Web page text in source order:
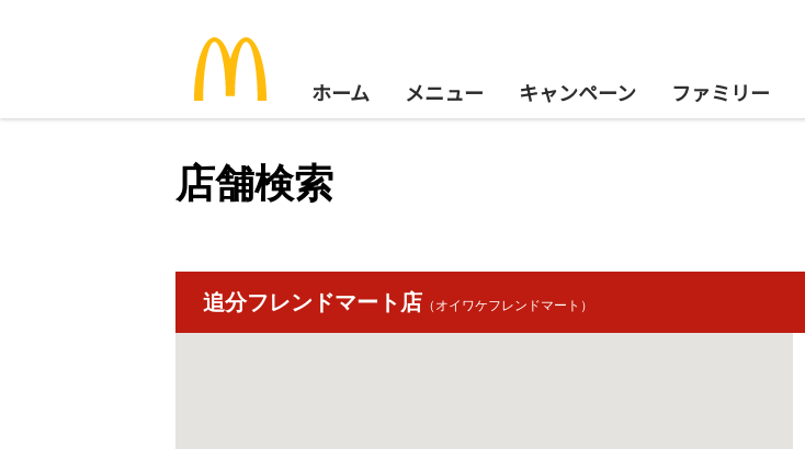
ホーム メニュー キャンペーン ファミリー
店舗検索
追分フレンドマート店 （オイワケフレンドマート）